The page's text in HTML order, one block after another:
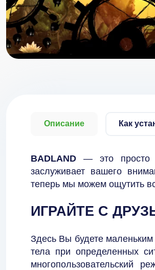
Описание Как
BADLAND — это просто
заслуживает вашего
теперь мы можем ощутить
ИГРАЙТЕ С
Здесь Вы будете
тела при определенных
многопользовательский